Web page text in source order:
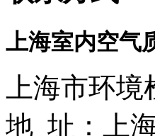
上海室内空气
上海市环
地 址：上